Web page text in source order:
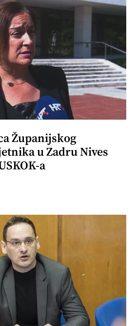
Županijskog
u Zadru Nives
a